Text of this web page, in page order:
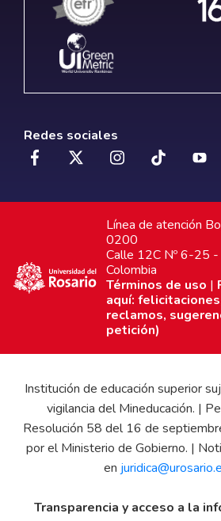
Redes sociales
Línea de atención
0200
Calle 12C Nº 6-25 -
Colombia
Términos de uso |
aquí:
reclamos,
petición)
Institución de educación superior
vigilancia del Mineducación. |
Resolución 58 del 16 de
por el Ministerio de Gobierno. |
en
Transparencia y acceso a la